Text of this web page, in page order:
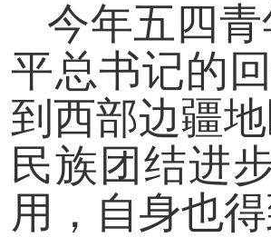
今年五四
平总书记的
到西部边疆
民族团结进
用，自身也